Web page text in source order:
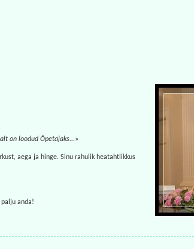
on loodud Õpetajaks...»
aega ja hinge. Sinu rahulik heatahtlikkus
anda!